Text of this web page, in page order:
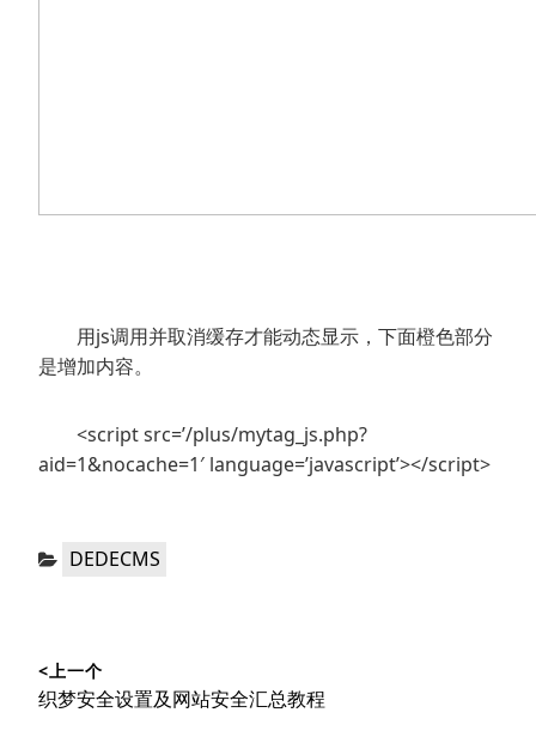
用js调用并取消缓存才能动态显示，下面橙色部分
是增加内容。
<script src=’/plus/mytag_js.php?
aid=1&nocache=1′ language=’javascript’></script>
分
DEDECMS
章
<上一个
上
织梦安全设置及网站安全汇总教程